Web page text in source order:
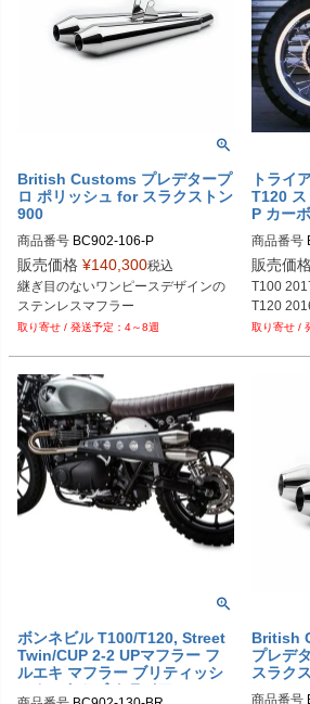
British Customs プレデタープ
ロ ポリッシュ for スラクストン
900
商品番号 BC902-106-P
販売価格 ¥140,300税込
継ぎ目のないワンピースデザインの
4～8週
トライ
T120 ス
P カー
商品番号
販売価
T100
T120
ボンネビル T100/T120, Street
Twin/CUP 2-2 UPマフラー フ
ルエキ マフラー ブリティッシ
ュカスタムズ トライアンフ
British
プレデ
スラク
商品番号